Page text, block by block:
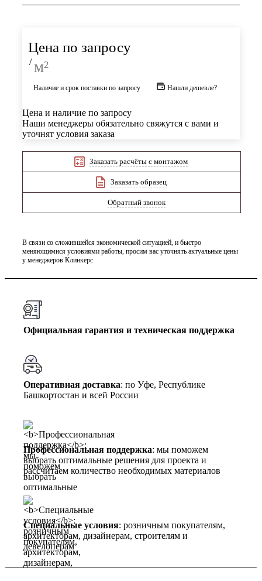
Цена по запросу
/ м²
Наличие и срок поставки по запросу Нашли дешевле?
Цена и наличие по запросу
Наши менеджеры обязательно свяжутся с вами и
уточнят условия заказа
Заказать расчёты с монтажом
Заказать образец
Обратный звонок
В связи со сложившейся экономической ситуацией, и быстро
меняющимися условиями работы, просим вас уточнять актуальные цены
у менеджеров Клинкерс
Официальная гарантия и техническая поддержка
Оперативная доставка: по Уфе, Республике
Башкортостан и всей России
Профессиональная поддержка: мы поможем
выбрать оптимальные решения для проекта и
рассчитаем количество необходимых материалов
Специальные условия: розничным покупателям,
архитекторам, дизайнерам, строителям и
девелоперам